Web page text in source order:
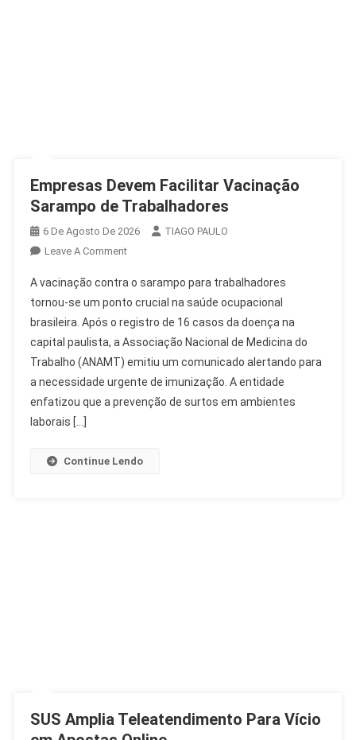
Empresas Devem Facilitar Vacinação
Sarampo de Trabalhadores
6 De Agosto De 2026
TIAGO PAULO
Leave A CommentOn
Devem
Facilitar
Vacinação
Sarampo
De
Trabalhadores
A vacinação contra o sarampo para trabalhadores
tornou-se um ponto crucial na saúde ocupacional
brasileira. Após o registro de 16 casos da doença na
capital paulista, a Associação Nacional de Medicina do
Trabalho (ANAMT) emitiu um comunicado alertando para
a necessidade urgente de imunização. A entidade
enfatizou que a prevenção de surtos em ambientes
laborais […]
Continue Lendo
SUS Amplia Teleatendimento Para Vício